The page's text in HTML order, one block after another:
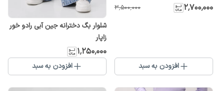
۲٬۷۰۰٬۰۰۰ ۳٬۵۰۰٬۰۰۰
افزودن به سبد
شلوار بگ دخترانه جین آبی رادو خور
زاپار
۱٬۲۵۰٬۰۰۰
افزودن به سبد